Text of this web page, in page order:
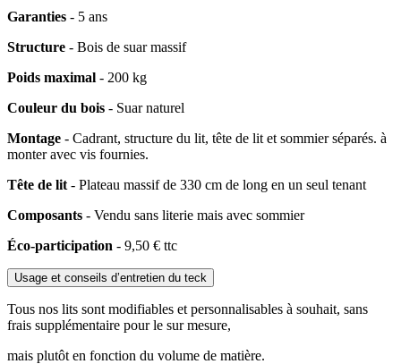
Garanties - 5 ans
Structure - ​Bois de suar massif
Poids maximal - 200 kg
Couleur du bois - ​Suar naturel
Montage - ​Cadrant, structure du lit, tête de lit et sommier séparés. à
monter avec vis fournies.
Tête de lit - ​Plateau massif de 330 cm de long en un seul tenant
Composants - ​Vendu sans literie mais avec sommier
Éco-participation - 9,50 € ttc
Usage et conseils d’entretien du teck
Tous nos lits sont modifiables et personnalisables à souhait, sans
frais supplémentaire pour le sur mesure,
mais plutôt en fonction du volume de matière.